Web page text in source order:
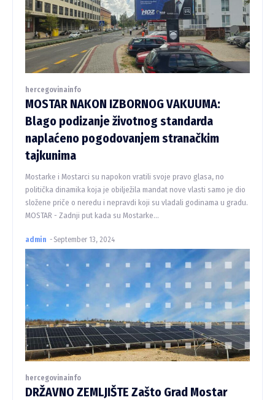
hercegovinainfo
MOSTAR NAKON IZBORNOG VAKUUMA:
Blago podizanje životnog standarda
naplaćeno pogodovanjem stranačkim
tajkunima
Mostarke i Mostarci su napokon vratili svoje pravo glasa, no
politička dinamika koja je obilježila mandat nove vlasti samo je dio
složene priče o neredu i nepravdi koji su vladali godinama u gradu.
MOSTAR - Zadnji put kada su Mostarke...
admin - September 13, 2024
hercegovinainfo
DRŽAVNO ZEMLJIŠTE Zašto Grad Mostar